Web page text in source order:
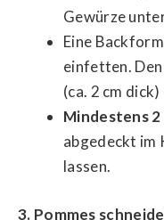
Gewürze
Eine
einfetten.
(ca. 2 cm
Mindestens
abgedeckt im
lassen.
3. Pommes